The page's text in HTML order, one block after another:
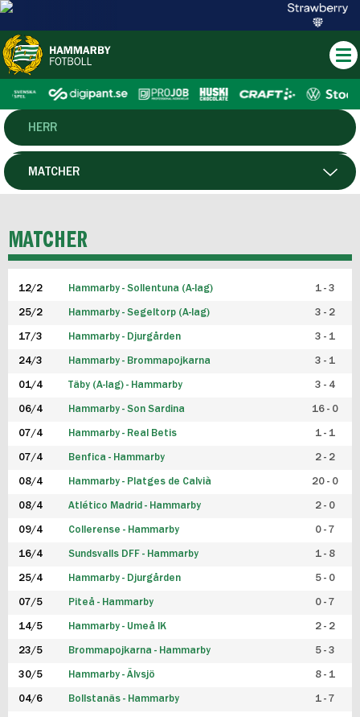
HERR
DAM
P19
F19
FUTSAL HERR
FUTSAL DAM
MATCHER
MATCHER
12/2 Hammarby - Sollentuna (A-lag) 1 - 3
25/2 Hammarby - Segeltorp (A-lag) 3 - 2
17/3 Hammarby - Djurgården 3 - 1
24/3 Hammarby - Brommapojkarna 3 - 1
01/4 Täby (A-lag) - Hammarby 3 - 4
06/4 Hammarby - Son Sardina 16 - 0
07/4 Hammarby - Real Betis 1 - 1
07/4 Benfica - Hammarby 2 - 2
08/4 Hammarby - Platges de Calvià 20 - 0
08/4 Atlético Madrid - Hammarby 2 - 0
09/4 Collerense - Hammarby 0 - 7
16/4 Sundsvalls DFF - Hammarby 1 - 8
25/4 Hammarby - Djurgården 5 - 0
07/5 Piteå - Hammarby 0 - 7
14/5 Hammarby - Umeå IK 2 - 2
23/5 Brommapojkarna - Hammarby 5 - 3
30/5 Hammarby - Älvsjö 8 - 1
04/6 Bollstanäs - Hammarby 1 - 7